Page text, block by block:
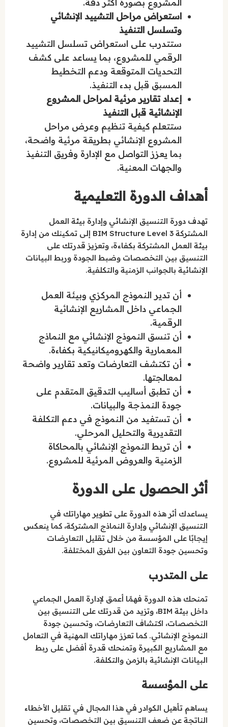
استعراض مراحل التشييد الإنشائي
وتسلسل التنفيذ
ستتدرب على استعراض تسلسل التشييد
الرقمي للمشروع، بما يساعد على كشف
التحديات المتوقعة ودعم التخطيط
المسبق قبل بدء التنفيذ.
إعداد تقارير مرئية لمراحل المشروع
الإنشائية قبل التنفيذ
ستتعلم كيفية تنظيم وعرض مراحل
المشروع الإنشائي بطريقة مرئية واضحة،
بما يعزز التواصل مع الإدارة وفريق التنفيذ
والجهات المعنية.
أهداف الدورة التعليمية
تهدف دورة التنسيق الإنشائي وإدارة بيئة العمل
المشتركة BIM Structure Level 3 إلى تمكينك من إدارة
بيئة العمل المشتركة بكفاءة، وتعزيز قدرتك على
التنسيق بين التخصصات وضبط الجودة وربط البيانات
الإنشائية بالجوانب الزمنية والتكلفية.
أن تدير النموذج المركزي وبيئة العمل
الجماعي داخل المشاريع الإنشائية
الرقمية.
أن تنسق النموذج الإنشائي مع النماذج
المعمارية والكهروميكانيكية بكفاءة.
أن تكتشف التعارضات وتعد تقارير واضحة
لمعالجتها.
أن تطبق أساليب التدقيق المتقدم على
جودة النمذجة والبيانات.
أن تستفيد من النموذج في دعم التكلفة
التقديرية والتحليل المرحلي.
أن تربط النموذج الإنشائي بالمحاكاة
الزمنية والعروض المرئية للمشروع.
أثر الحصول على الدورة
يساعدك أثر هذه الدورة على تطوير مهاراتك في
التنسيق الإنشائي وإدارة النماذج المشتركة، كما ينعكس
إيجابًا على المؤسسة من خلال تقليل التعارضات
وتحسين جودة التعاون بين الفرق المختلفة.
على المتدرب
تمنحك هذه الدورة فهمًا أعمق لإدارة العمل الجماعي
داخل بيئة BIM، وتزيد من قدرتك على التنسيق بين
التخصصات، اكتشاف التعارضات، وتحسين جودة
النموذج الإنشائي. كما تعزز مهاراتك المهنية في التعامل
مع المشاريع الكبيرة وتمنحك قدرة أفضل على ربط
البيانات الإنشائية بالزمن والتكلفة.
على المؤسسة
يساهم تأهيل الكوادر في هذا المجال في تقليل الأخطاء
الناتجة عن ضعف التنسيق بين التخصصات، وتحسين